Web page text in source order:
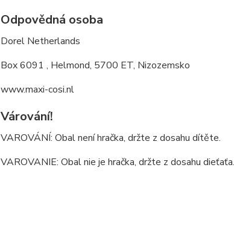
Odpovědná osoba
Dorel Netherlands
Box 6091 , Helmond, 5700 ET, Nizozemsko
www.maxi-cosi.nl
Várování!
VAROVÁNÍ: Obal není hračka, držte z dosahu dítěte.
VAROVANIE: Obal nie je hračka, držte z dosahu dieťaťa.